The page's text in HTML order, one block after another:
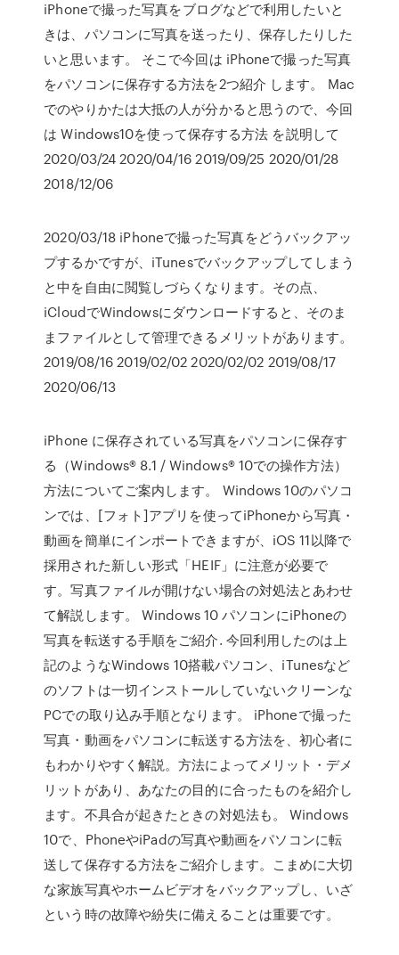
iPhoneで撮った写真をブログなどで利用したいと
きは、パソコンに写真を送ったり、保存したりした
いと思います。 そこで今回は iPhoneで撮った写真
をパソコンに保存する方法を2つ紹介 します。 Mac
でのやりかたは大抵の人が分かると思うので、今回
は Windows10を使って保存する方法 を説明して
2020/03/24 2020/04/16 2019/09/25 2020/01/28
2018/12/06
2020/03/18 iPhoneで撮った写真をどうバックアッ
プするかですが、iTunesでバックアップしてしまう
と中を自由に閲覧しづらくなります。その点、
iCloudでWindowsにダウンロードすると、そのま
まファイルとして管理できるメリットがあります。
2019/08/16 2019/02/02 2020/02/02 2019/08/17
2020/06/13
iPhone に保存されている写真をパソコンに保存す
る（Windows® 8.1 / Windows® 10での操作方法）
方法についてご案内します。 Windows 10のパソコ
ンでは、[フォト]アプリを使ってiPhoneから写真・
動画を簡単にインポートできますが、iOS 11以降で
採用された新しい形式「HEIF」に注意が必要で
す。写真ファイルが開けない場合の対処法とあわせ
て解説します。 Windows 10 パソコンにiPhoneの
写真を転送する手順をご紹介. 今回利用したのは上
記のようなWindows 10搭載パソコン、iTunesなど
のソフトは一切インストールしていないクリーンな
PCでの取り込み手順となります。 iPhoneで撮った
写真・動画をパソコンに転送する方法を、初心者に
もわかりやすく解説。方法によってメリット・デメ
リットがあり、あなたの目的に合ったものを紹介し
ます。不具合が起きたときの対処法も。 Windows
10で、PhoneやiPadの写真や動画をパソコンに転
送して保存する方法をご紹介します。こまめに大切
な家族写真やホームビデオをバックアップし、いざ
という時の故障や紛失に備えることは重要です。